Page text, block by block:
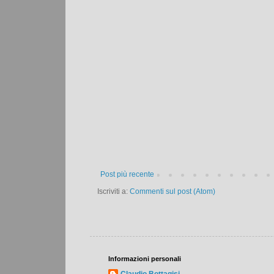
Post più recente
Iscriviti a: Commenti sul post (Atom)
Informazioni personali